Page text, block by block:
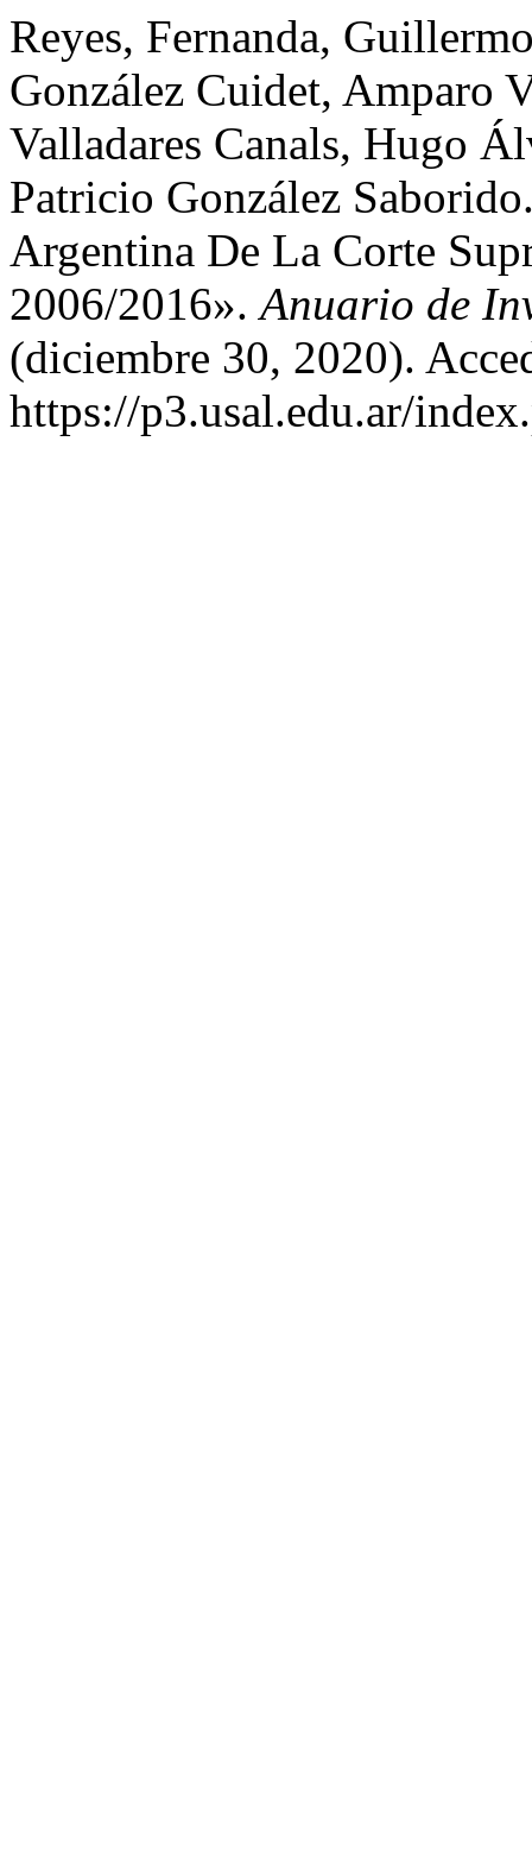
Reyes, Fernanda,
González Cuidet, Amparo
Valladares Canals, Hugo
Patricio González
Argentina De La Corte
2006/2016».Anuario de
(diciembre 30, 2020).
https://p3.usal.edu.ar/